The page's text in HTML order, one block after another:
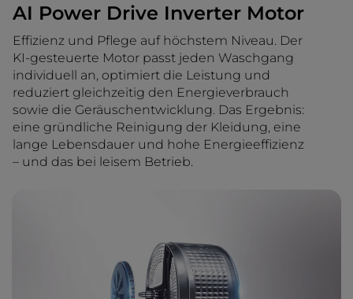
AI Power Drive Inverter Motor
Effizienz und Pflege auf höchstem Niveau. Der
KI-gesteuerte Motor passt jeden Waschgang
individuell an, optimiert die Leistung und
reduziert gleichzeitig den Energieverbrauch
sowie die Geräuschentwicklung. Das Ergebnis:
eine gründliche Reinigung der Kleidung, eine
lange Lebensdauer und hohe Energieeffizienz
– und das bei leisem Betrieb.